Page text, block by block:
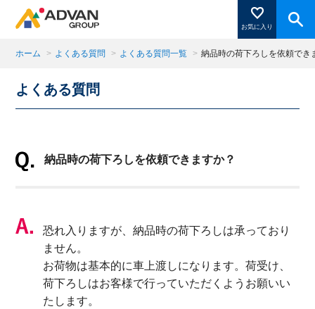
お気に入り
商品ページにある「お気に入り登録」を押すと登録した
商品がここに表示されます。
ホーム > よくある質問 > よくある質問一覧 > 納品時の荷下ろしを依頼でき
よくある質問
納品時の荷下ろしを依頼できますか？
恐れ入りますが、納品時の荷下ろしは承っており
ません。
お荷物は基本的に車上渡しになります。荷受け、
荷下ろしはお客様で行っていただくようお願いい
たします。